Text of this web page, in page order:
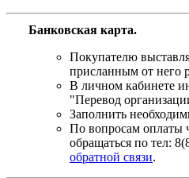
Банковская карта.
Покупателю
присланным от него
В личном кабинете
"Перевод
Заполнить
По вопросам оплаты
обращаться по тел:
обратной связи.